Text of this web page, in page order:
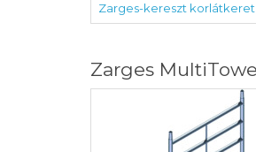
Zarges-kereszt korlátkeret
Zarges